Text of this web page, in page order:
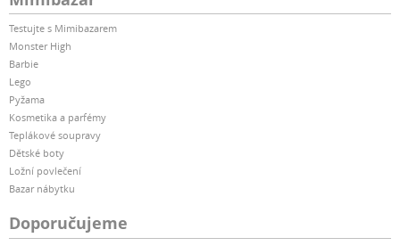
Testujte s Mimibazarem
Monster High
Barbie
Lego
Pyžama
Kosmetika a parfémy
Teplákové soupravy
Dětské boty
Ložní povlečení
Bazar nábytku
Doporučujeme